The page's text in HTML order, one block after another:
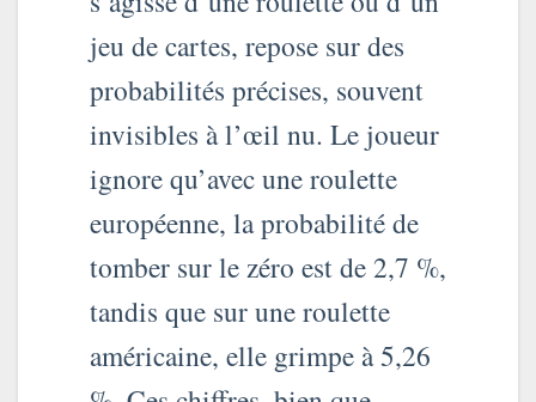
jeu de cartes, repose sur des
probabilités précises, souvent
invisibles à l’œil nu. Le joueur
ignore qu’avec une roulette
européenne, la probabilité de
tomber sur le zéro est de 2,7 %,
tandis que sur une roulette
américaine, elle grimpe à 5,26